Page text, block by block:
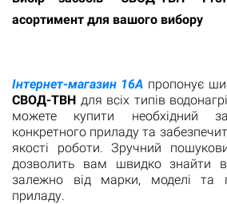
асортимент для вашого вибору
Інтернет-магазин 16А пропонує
СВОД-ТВН для всіх типів
можете купити необхідний
конкретного приладу та
якості роботи. Зручний
дозволить вам швидко знайти
залежно від марки, моделі та
приладу.